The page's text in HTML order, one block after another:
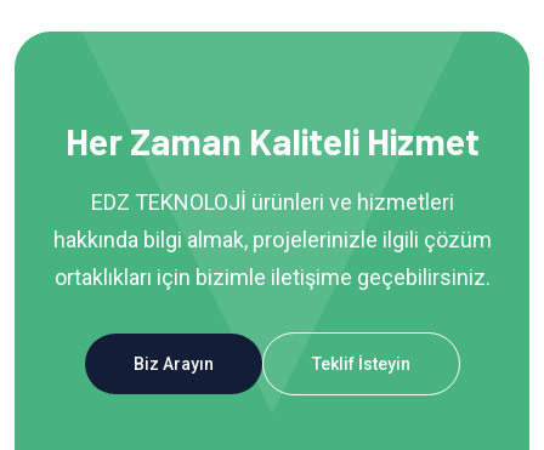
Her Zaman Kaliteli Hizmet
EDZ TEKNOLOJİ ürünleri ve hizmetleri
hakkında bilgi almak, projelerinizle ilgili çözüm
ortaklıkları için bizimle iletişime geçebilirsiniz.
Biz Arayın Teklif İsteyin